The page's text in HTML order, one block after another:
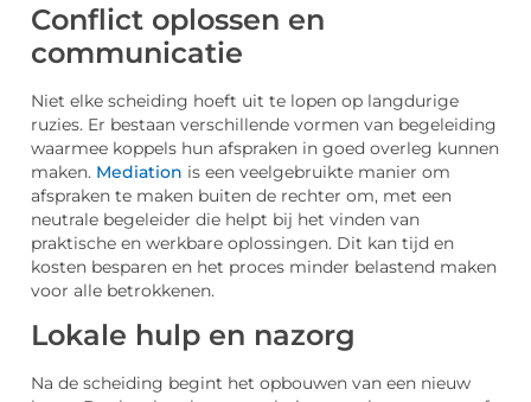
Conflict oplossen en
communicatie
Niet elke scheiding hoeft uit te lopen op langdurige
ruzies. Er bestaan verschillende vormen van begeleiding
waarmee koppels hun afspraken in goed overleg kunnen
maken. Mediation is een veelgebruikte manier om
afspraken te maken buiten de rechter om, met een
neutrale begeleider die helpt bij het vinden van
praktische en werkbare oplossingen. Dit kan tijd en
kosten besparen en het proces minder belastend maken
voor alle betrokkenen.
Lokale hulp en nazorg
Na de scheiding begint het opbouwen van een nieuw